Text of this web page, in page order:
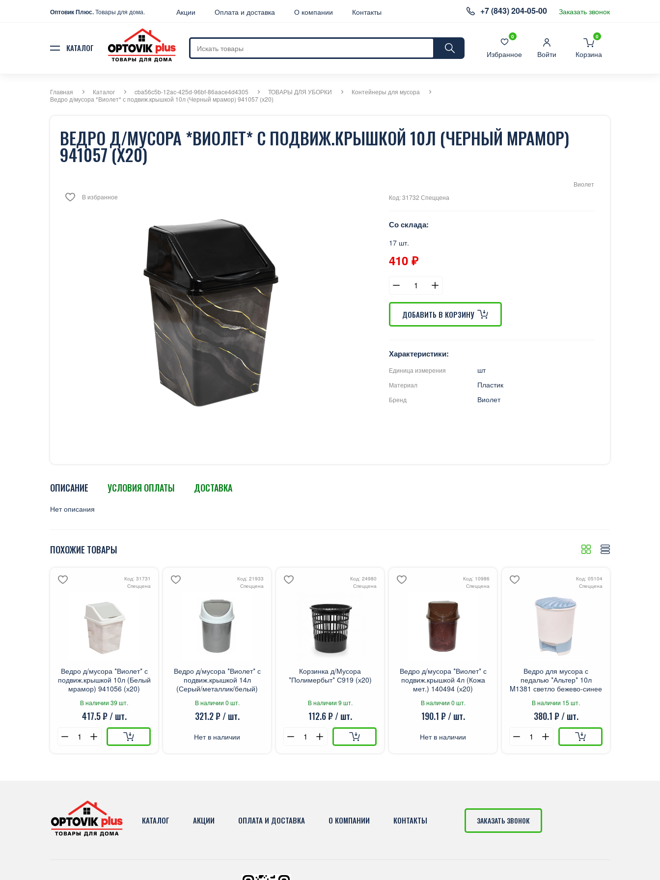
Оптовик Плюс.Товары для дома. Акции Оплата и доставка О компании Контакты +7 (843) 204-05-00 Заказать звонок
КАТАЛОГ
0
Избранное Войти
0
Корзина
Главная Каталог cba56c5b-12ac-425d-96bf-86aace4d4305 ТОВАРЫ ДЛЯ УБОРКИ
Контейнеры для мусора
Ведро д/мусора *Виолет* с подвиж.крышкой 10л (Черный мрамор) 941057 (х20)
ВЕДРО Д/МУСОРА *ВИОЛЕТ* С ПОДВИЖ.КРЫШКОЙ 10Л (ЧЕРНЫЙ МРАМОР)
941057 (Х20)
Виолет
В избранное
Код: 31732 Спеццена
Со склада:
17 шт.
410 ₽
ДОБАВИТЬ В КОРЗИНУ
Характеристики:
Единица измерения шт
Материал Пластик
Бренд Виолет
ОПИСАНИЕ УСЛОВИЯ ОПЛАТЫ ДОСТАВКА
Нет описания
ПОХОЖИЕ ТОВАРЫ
Код: 31731
Спеццена
Ведро д/мусора *Виолет* с
подвиж.крышкой 10л (Белый
мрамор) 941056 (х20)
В наличии 39 шт.
417.5 ₽ / шт.
Код: 21933
Спеццена
Ведро д/мусора *Виолет* с
подвиж.крышкой 14л
(Серый/металлик/белый)
В наличии 0 шт.
321.2 ₽ / шт.
Нет в наличии
Код: 24980
Спеццена
Корзинка д/Мусора
*Полимербыт* С919 (х20)
В наличии 9 шт.
112.6 ₽ / шт.
Код: 10986
Спеццена
Ведро д/мусора *Виолет* с
подвиж.крышкой 4л (Кожа
мет.) 140494 (х20)
В наличии 0 шт.
190.1 ₽ / шт.
Нет в наличии
Код: 05104
Спеццена
Ведро для мусора с
педалью *Альтер* 10л
M1381 светло бежево-синее
В наличии 15 шт.
380.1 ₽ / шт.
КАТАЛОГ АКЦИИ ОПЛАТА И ДОСТАВКА О КОМПАНИИ КОНТАКТЫ ЗАКАЗАТЬ ЗВОНОК